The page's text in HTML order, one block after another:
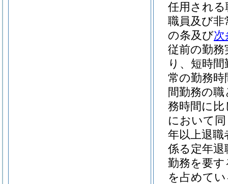
任用され
職員及び
の条及び次
従前の勤
り、短時
常の勤務
間勤務の
務時間に
において
年以上退
係る定年退
勤務を要
を占めて